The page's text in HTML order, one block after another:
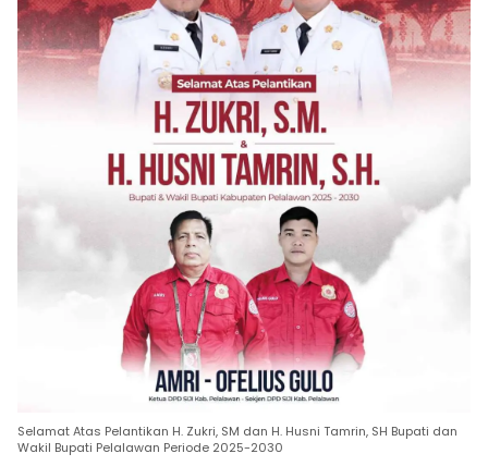
Selamat Atas Pelantikan H. Zukri, SM dan H. Husni Tamrin, SH Bupati dan
Wakil Bupati Pelalawan Periode 2025-2030